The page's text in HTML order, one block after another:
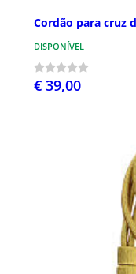
Cordão para cruz
DISPONÍVEL
€ 39,00